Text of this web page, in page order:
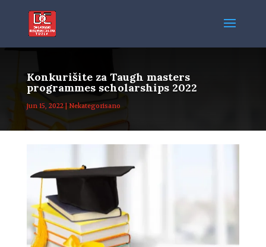
Konkurišite za Taugh masters
programmes scholarships 2022
jun 15, 2022| Nekategorisano